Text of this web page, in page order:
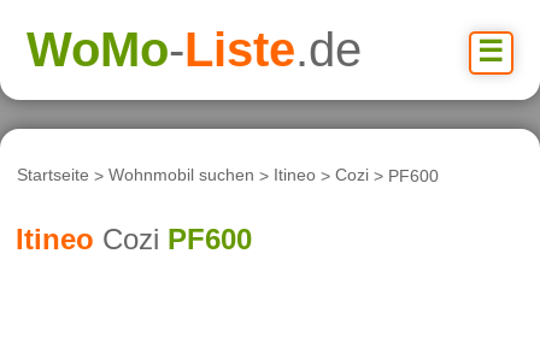
☰
WoMo-Liste.de
Startseite >Wohnmobil suchen > Itineo >Cozi > PF600
Itineo Cozi PF600